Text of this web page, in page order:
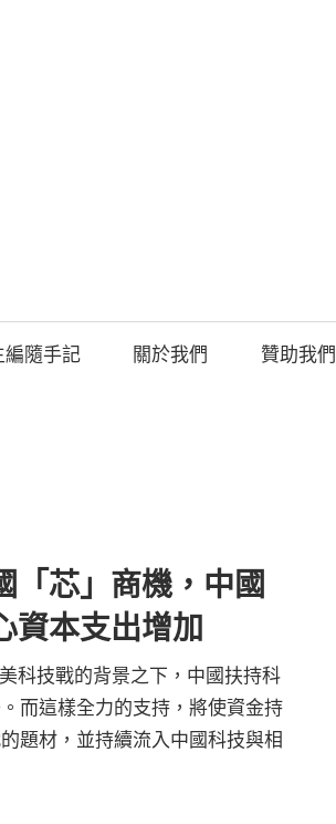
編隨手記 關於我們 贊助我們
「芯」商機，中國
資本支出增加
科技戰的背景之下，中國扶持科
而這樣全力的支持，將使資金持
題材，並持續流入中國科技與相